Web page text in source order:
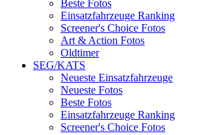
Beste Fotos
Einsatzfahrzeuge Ranking
Screener's Choice Fotos
Art & Action Fotos
Oldtimer
SEG/KATS
Neueste Einsatzfahrzeuge
Neueste Fotos
Beste Fotos
Einsatzfahrzeuge Ranking
Screener's Choice Fotos